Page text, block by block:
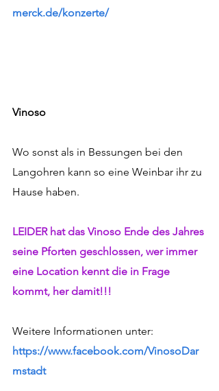
merck.de/konzerte/
Vinoso
Wo sonst als in Bessungen bei den
Langohren kann so eine Weinbar ihr zu
Hause haben.
LEIDER hat das Vinoso Ende des Jahres
seine Pforten geschlossen, wer immer
eine Location kennt die in Frage
kommt, her damit!!!
Weitere Informationen unter:
https://www.facebook.com/VinosoDar
mstadt